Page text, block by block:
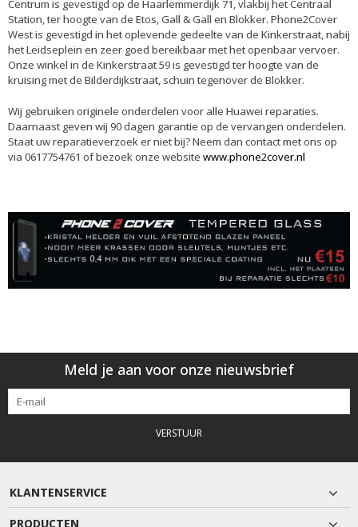
Centrum is gevestigd op de Haarlemmerdijk 71, vlakbij het Centraal
Station, ter hoogte van de Etos, Gall & Gall en Blokker. Phone2Cover
West is gevestigd in het oplevende gedeelte van de Kinkerstraat, nabij
het Leidseplein en zeer goed bereikbaar met het openbaar vervoer.
Onze winkel in de Kinkerstraat 59 is gevestigd ter hoogte van de
kruising met de Bilderdijkstraat, schuin tegenover de Blokker.
Wij gebruiken originele onderdelen voor alle Huawei reparaties.
Daarnaast geven wij 90 dagen garantie op de vervangen onderdelen.
Staat uw reparatieverzoek er niet bij? Neem dan contact met ons op
via 0617754761 of bezoek onze website www.phone2cover.nl
Meld je aan voor onze nieuwsbrief
VERSTUUR
KLANTENSERVICE
PRODUCTEN